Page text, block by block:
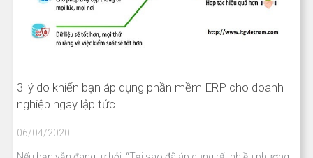
3 lý do khiến bạn áp dụng phần mềm ERP cho doanh
nghiệp ngay lập tức
06/04/2020